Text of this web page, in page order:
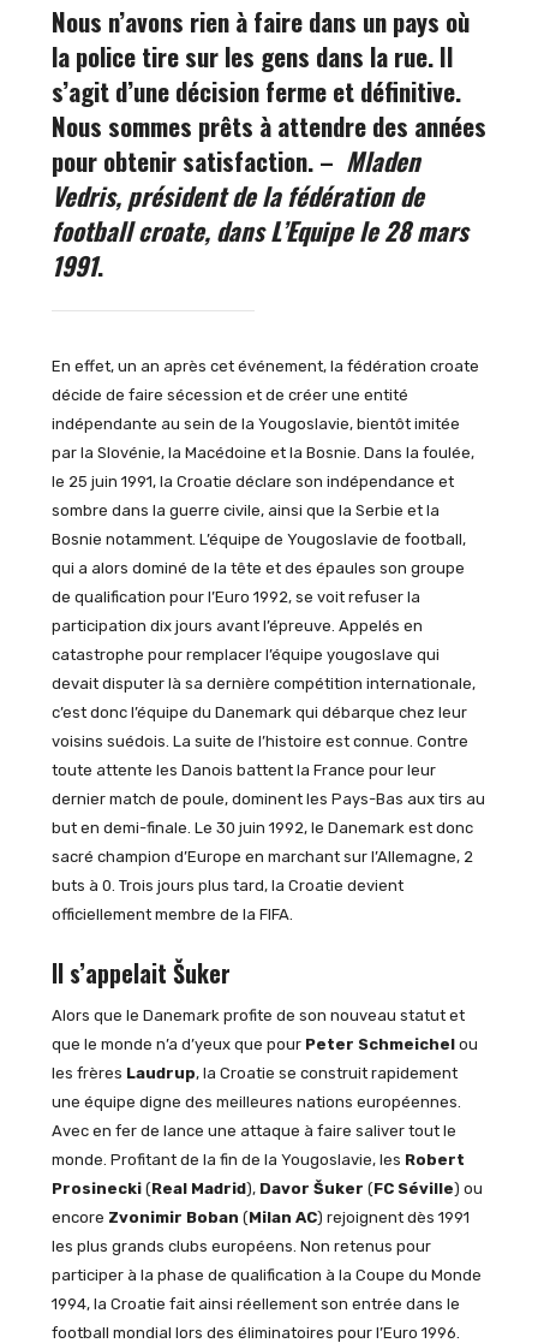
Nous n’avons rien à faire dans un pays où
la police tire sur les gens dans la rue. Il
s’agit d’une décision ferme et définitive.
Nous sommes prêts à attendre des années
pour obtenir satisfaction. – Mladen
Vedris, président de la fédération de
football croate, dans L’Equipe le 28 mars
1991.
En effet, un an après cet événement, la fédération croate
décide de faire sécession et de créer une entité
indépendante au sein de la Yougoslavie, bientôt imitée
par la Slovénie, la Macédoine et la Bosnie. Dans la foulée,
le 25 juin 1991, la Croatie déclare son indépendance et
sombre dans la guerre civile, ainsi que la Serbie et la
Bosnie notamment. L’équipe de Yougoslavie de football,
qui a alors dominé de la tête et des épaules son groupe
de qualification pour l’Euro 1992, se voit refuser la
participation dix jours avant l’épreuve. Appelés en
catastrophe pour remplacer l’équipe yougoslave qui
devait disputer là sa dernière compétition internationale,
c’est donc l’équipe du Danemark qui débarque chez leur
voisins suédois. La suite de l’histoire est connue. Contre
toute attente les Danois battent la France pour leur
dernier match de poule, dominent les Pays-Bas aux tirs au
but en demi-finale. Le 30 juin 1992, le Danemark est donc
sacré champion d’Europe en marchant sur l’Allemagne, 2
buts à 0. Trois jours plus tard, la Croatie devient
officiellement membre de la FIFA.
Il s’appelait Šuker
Alors que le Danemark profite de son nouveau statut et
que le monde n’a d’yeux que pour Peter Schmeichelou
les frères Laudrup, la Croatie se construit rapidement
une équipe digne des meilleures nations européennes.
Avec en fer de lance une attaque à faire saliver tout le
monde. Profitant de la fin de la Yougoslavie, les Robert
Prosinecki(Real Madrid), Davor Šuker (FC Séville) ou
encore Zvonimir Boban (Milan AC) rejoignent dès 1991
les plus grands clubs européens. Non retenus pour
participer à la phase de qualification à la Coupe du Monde
1994, la Croatie fait ainsi réellement son entrée dans le
football mondial lors des éliminatoires pour l’Euro 1996.